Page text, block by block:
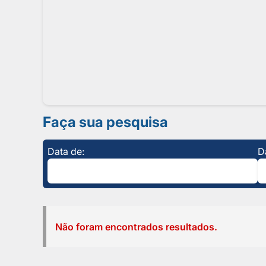
Faça sua pesquisa
Data de:
Não foram encontrados resultados.